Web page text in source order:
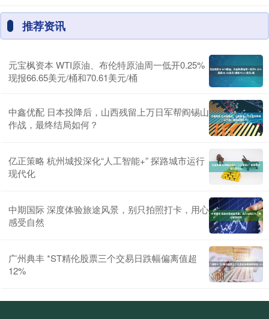
推荐资讯
元宝枫资本 WTI原油、布伦特原油周一低开0.25%
现报66.65美元/桶和70.61美元/桶
中鑫优配 日本投降后，山西残留上万日军帮阎锡山
作战，最终结局如何？
亿正策略 杭州城投深化“人工智能+” 探路城市运行
现代化
中期国际 深度体验旅途风景，别只拍照打卡，用心
感受自然
广州典丰 *ST精伦股票三个交易日跌幅偏离值超
12%